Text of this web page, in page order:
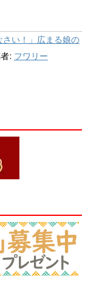
さい！」広まる娘の
: フワリー